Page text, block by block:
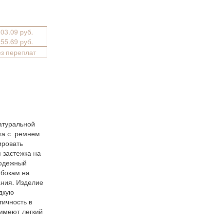
руб.
руб.
переплат
с ремнем
на
на
Изделие
в
легкий